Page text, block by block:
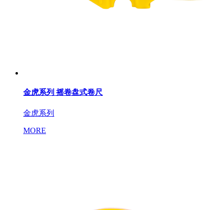
金虎系列 摇卷盘式卷尺
金虎系列
MORE